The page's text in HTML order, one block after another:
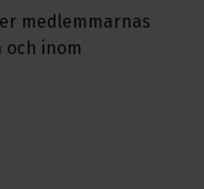
medlemmarnas
inom